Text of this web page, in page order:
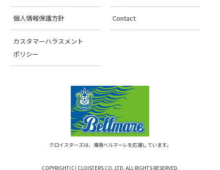
個人情報保護方針 Contact
カスタマーハラスメント
ポリシー
クロイスターズは、湘南ベルマーレを応援しています。
COPYRIGHT(C) CLOISTERS CO.,LTD. ALL RIGHTS RESERVED.